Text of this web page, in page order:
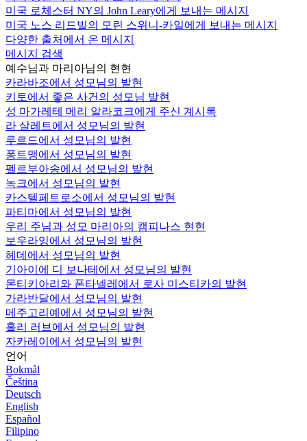
미국 로체스터 NY의 John Leary에게 보내는 메시지
미국 노스 리드빌의 모린 스위니-카일에게 보내는 메시지
다양한 출처에서 온 메시지
메시지 검색
예수님과 마리아님의 현현
카라바조에서 성모님의 발현
키토에서 좋은 사건의 성모님 발현
성 마가레테 메리 알라코크에게 주신 계시록
라 살레트에서 성모님의 발현
루르드에서 성모님의 발현
퐁트맹에서 성모님의 발현
펠르부아송에서 성모님의 발현
녹크에서 성모님의 발현
카스텔페트로소에서 성모님의 발현
파티마에서 성모님의 발현
우리 주님과 성모 마리아의 캠피나스 현현
보우라잉에서 성모님의 발현
헤데에서 성모님의 발현
기아이에 디 보나테에서 성모님의 발현
몬티키아리와 폰타넬레에서 로사 미스티카의 발현
가라반달에서 성모님의 발현
메주고리예에서 성모님의 발현
홀리 러브에서 성모님의 발현
자카레이에서 성모님의 발현
언어
Bokmål
Čeština
Deutsch
English
Español
Filipino